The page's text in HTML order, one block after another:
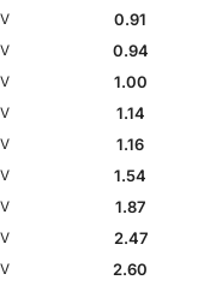
V
0.91
V
0.94
V
1.00
V
1.14
V
1.16
V
1.54
V
1.87
V
2.47
V 2.60